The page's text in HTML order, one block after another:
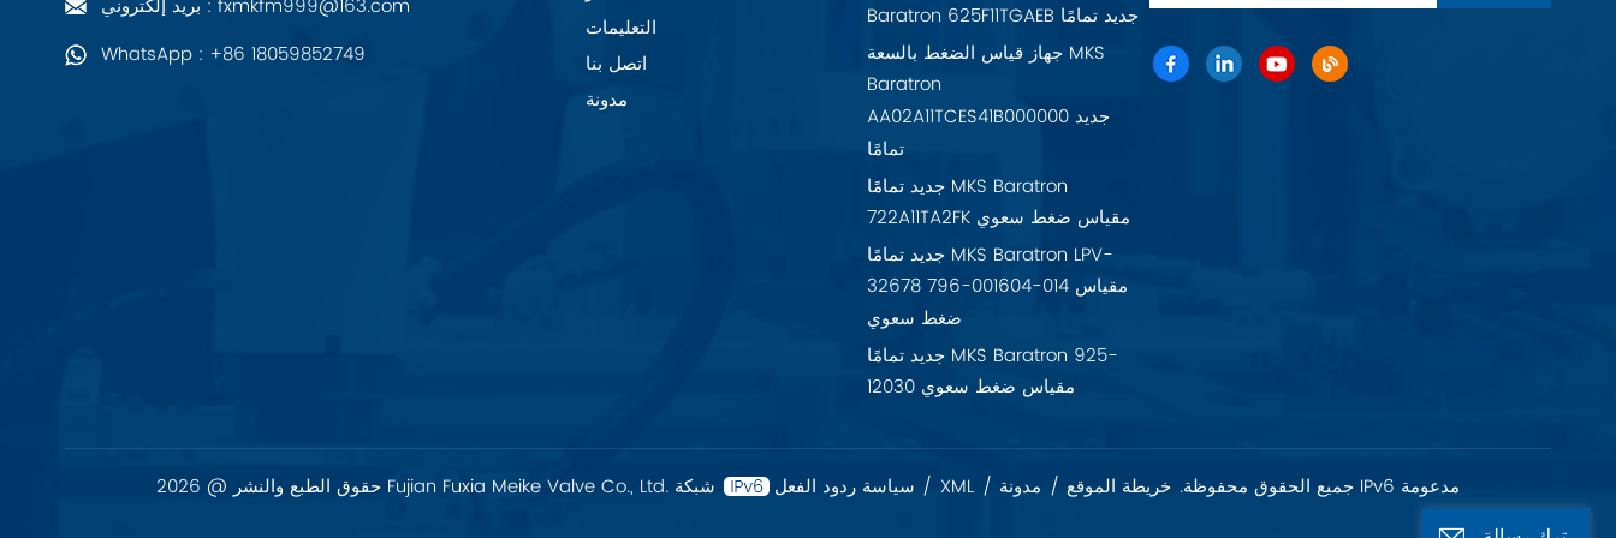
PALL
بريد إلكتروني : fxmkfm999@163.com
WhatsApp : +86 18059852749
التعليمات
اتصل بنا
مدونة
Baratron 625F11TGAEB جديد تمامًا
جهاز قياس الضغط بالسعة MKS
Baratron
AA02A11TCES41B000000 جديد
تمامًا
جديد تمامًا MKS Baratron
722A11TA2FK مقياس ضغط سعوي
جديد تمامًا MKS Baratron LPV-
32678 796-001604-014 مقياس
ضغط سعوي
جديد تمامًا MKS Baratron 925-
12030 مقياس ضغط سعوي
حقوق الطبع والنشر @ 2026 Fujian Fuxia Meike Valve Co., Ltd. جميع الحقوق محفوظة. خريطة الموقع / مدونة /
XML
/ سياسة ردود الفعل شبكة IPv6 مدعومة